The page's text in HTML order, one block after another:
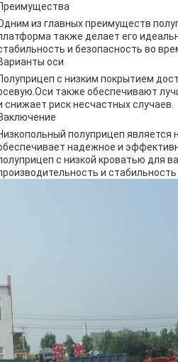
из главных преимуществ
также делает его
и безопасность во
оси
с низким покрытием
также обеспечивают
снижает риск несчастных случаев.
полуприцеп
надежное и
с низкой кроватью для
и стабильность